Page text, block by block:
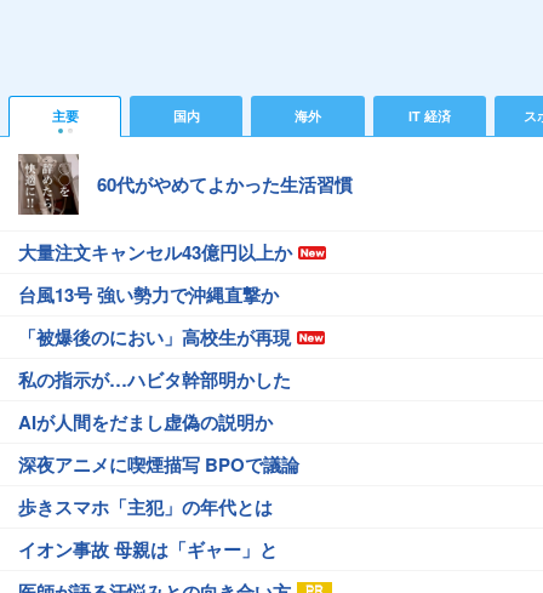
主要 国内 海外 IT 経済 ス
60代がやめてよかった生活習慣
大量注文キャンセル43億円以上か
台風13号 強い勢力で沖縄直撃か
「被爆後のにおい」高校生が再現
私の指示が…ハビタ幹部明かした
AIが人間をだまし虚偽の説明か
深夜アニメに喫煙描写 BPOで議論
歩きスマホ「主犯」の年代とは
イオン事故 母親は「ギャー」と